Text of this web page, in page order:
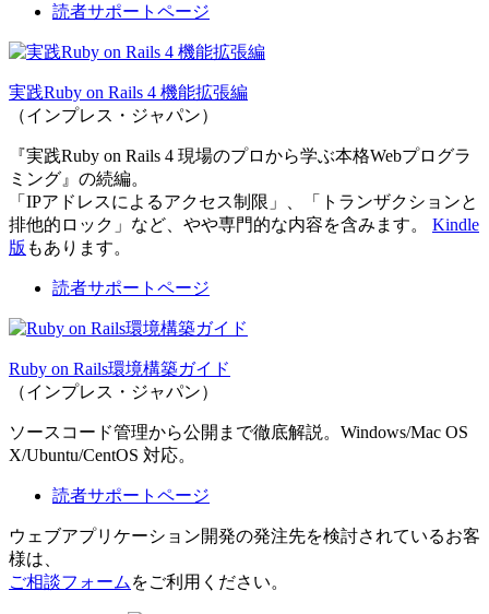
読者サポートページ
実践Ruby on Rails 4 機能拡張編
（インプレス・ジャパン）
『実践Ruby on Rails 4 現場のプロから学ぶ本格Webプログラ
ミング』の続編。
「IPアドレスによるアクセス制限」、「トランザクションと
排他的ロック」など、やや専門的な内容を含みます。 Kindle
版 もあります。
読者サポートページ
Ruby on Rails環境構築ガイド
（インプレス・ジャパン）
ソースコード管理から公開まで徹底解説。Windows/Mac OS
X/Ubuntu/CentOS 対応。
読者サポートページ
ウェブアプリケーション開発の発注先を検討されているお客
様は、
ご相談フォーム をご利用ください。